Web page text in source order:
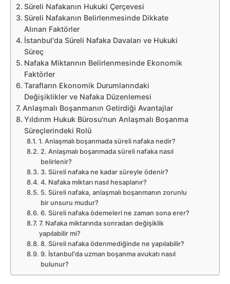
Süreli Nafakanın Hukuki Çerçevesi
Süreli Nafakanın Belirlenmesinde Dikkate
Alınan Faktörler
İstanbul'da Süreli Nafaka Davaları ve Hukuki
Süreç
Nafaka Miktarının Belirlenmesinde Ekonomik
Faktörler
Tarafların Ekonomik Durumlarındaki
Değişiklikler ve Nafaka Düzenlemesi
Anlaşmalı Boşanmanın Getirdiği Avantajlar
Yıldırım Hukuk Bürosu'nun Anlaşmalı Boşanma
Süreçlerindeki Rolü
1. Anlaşmalı boşanmada süreli nafaka nedir?
2. Anlaşmalı boşanmada süreli nafaka nasıl
belirlenir?
3. Süreli nafaka ne kadar süreyle ödenir?
4. Nafaka miktarı nasıl hesaplanır?
5. Süreli nafaka, anlaşmalı boşanmanın zorunlu
bir unsuru mudur?
6. Süreli nafaka ödemeleri ne zaman sona erer?
7. Nafaka miktarında sonradan değişiklik
yapılabilir mi?
8. Süreli nafaka ödenmediğinde ne yapılabilir?
9. İstanbul'da uzman boşanma avukatı nasıl
bulunur?